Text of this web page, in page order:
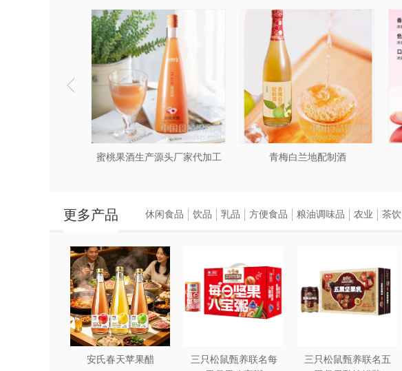
蜜桃果酒生产源头厂家代加工 青梅白兰地配制酒
更多产品
安氏春天苹果醋
三只松鼠甄养联名每
三只松鼠甄养联名五
休闲食品 饮品 乳品 方便食品 粮油调味品 农业 茶饮